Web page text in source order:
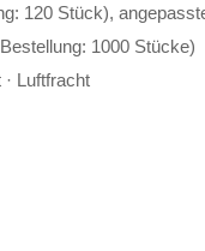
120 Stück),
1000 Stücke)
Luftfracht